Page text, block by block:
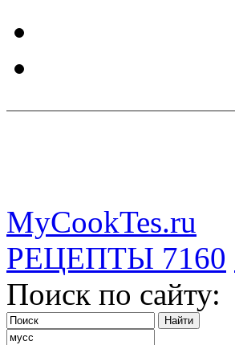
MyCookTes.ru
РЕЦЕПТЫ 7160
Поиск по сайту: